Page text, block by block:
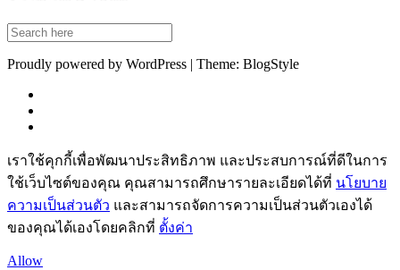
Proudly powered by WordPress | Theme: BlogStyle
เราใช้คุกกี้เพื่อพัฒนาประสิทธิภาพ และประสบการณ์ที่ดีในการ
ใช้เว็บไซต์ของคุณ คุณสามารถศึกษารายละเอียดได้ที่ นโยบาย
ความเป็นส่วนตัว และสามารถจัดการความเป็นส่วนตัวเองได้
ของคุณได้เองโดยคลิกที่ ตั้งค่า
Allow